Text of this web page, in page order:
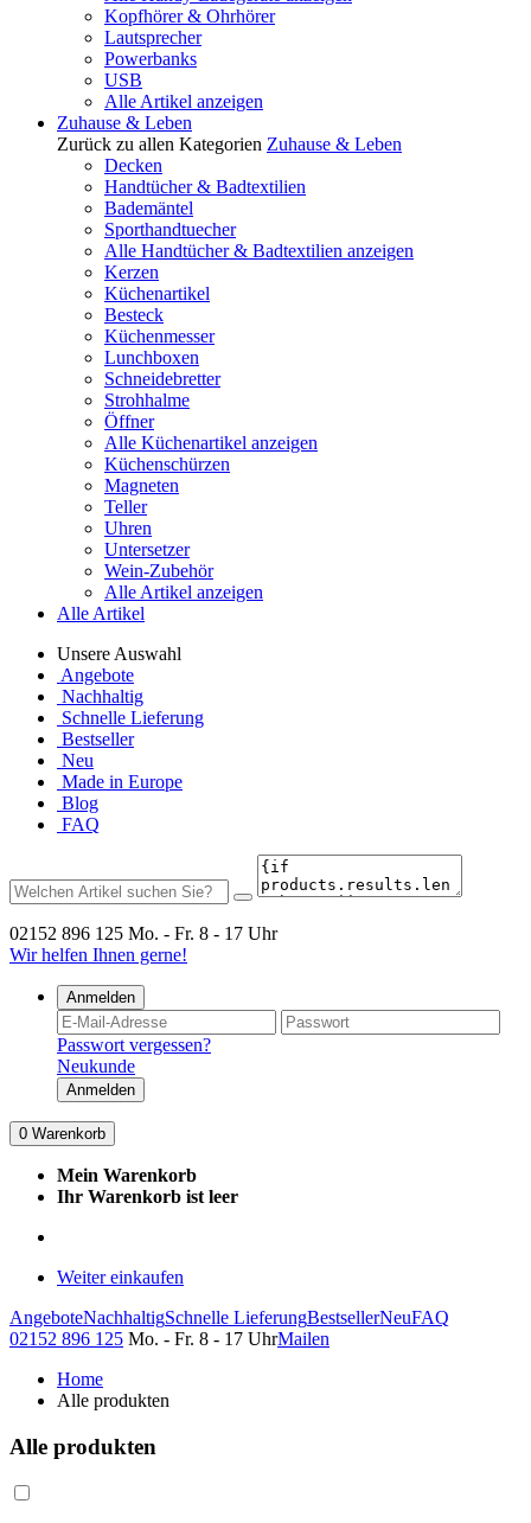
Kopfhörer & Ohrhörer
Lautsprecher
Powerbanks
USB
Alle Artikel anzeigen
Zuhause & Leben
Zurück zu allen Kategorien Zuhause & Leben
Decken
Handtücher & Badtextilien
Bademäntel
Sporthandtuecher
Alle Handtücher & Badtextilien anzeigen
Kerzen
Küchenartikel
Besteck
Küchenmesser
Lunchboxen
Schneidebretter
Strohhalme
Öffner
Alle Küchenartikel anzeigen
Küchenschürzen
Magneten
Teller
Uhren
Untersetzer
Wein-Zubehör
Alle Artikel anzeigen
Alle Artikel
Unsere Auswahl
Angebote
Nachhaltig
Schnelle Lieferung
Bestseller
Neu
Made in Europe
Blog
FAQ
02152 896 125 Mo. - Fr. 8 - 17 Uhr
Wir helfen Ihnen gerne!
Anmelden
Passwort vergessen?
Neukunde
Anmelden
0 Warenkorb
Mein Warenkorb
Ihr Warenkorb ist leer
Weiter einkaufen
AngeboteNachhaltigSchnelle LieferungBestsellerNeuFAQ
02152 896 125 Mo. - Fr. 8 - 17 UhrMailen
Home
Alle produkten
Alle produkten